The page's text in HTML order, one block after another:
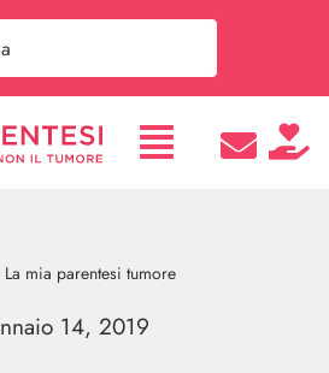
La mia parentesi tumore
14, 2019